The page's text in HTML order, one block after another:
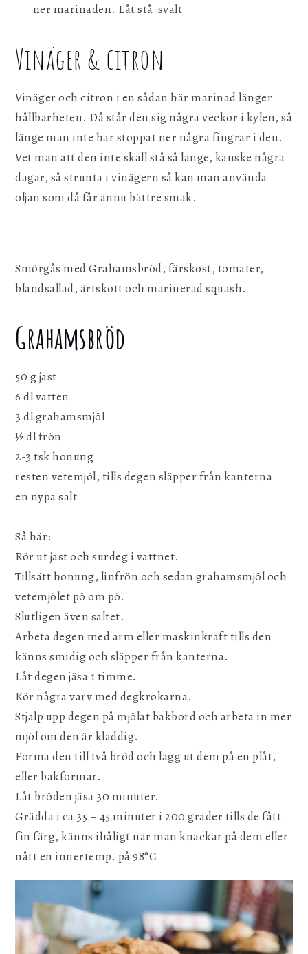
ner marinaden. Låt stå svalt
Vinäger & citron
Vinäger och citron i en sådan här marinad länger
hållbarheten. Då står den sig några veckor i kylen, så
länge man inte har stoppat ner några fingrar i den.
Vet man att den inte skall stå så länge, kanske några
dagar, så strunta i vinägern så kan man använda
oljan som då får ännu bättre smak.
Smörgås med Grahamsbröd, färskost, tomater,
blandsallad, ärtskott och marinerad squash.
Grahamsbröd
50 g jäst
6 dl vatten
3 dl grahamsmjöl
½ dl frön
2-3 tsk honung
resten vetemjöl, tills degen släpper från kanterna
en nypa salt
Så här:
Rör ut jäst och surdeg i vattnet.
Tillsätt honung, linfrön och sedan grahamsmjöl och
vetemjölet pö om pö.
Slutligen även saltet.
Arbeta degen med arm eller maskinkraft tills den
känns smidig och släpper från kanterna.
Låt degen jäsa 1 timme.
Kör några varv med degkrokarna.
Stjälp upp degen på mjölat bakbord och arbeta in mer
mjöl om den är kladdig.
Forma den till två bröd och lägg ut dem på en plåt,
eller bakformar.
Låt bröden jäsa 30 minuter.
Grädda i ca 35 – 45 minuter i 200 grader tills de fått
fin färg, känns ihåligt när man knackar på dem eller
nått en innertemp. på 98°C